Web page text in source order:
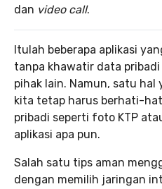
dan video call.
Itulah beberapa aplikasi
tanpa khawatir data
pihak lain. Namun, satu hal
kita tetap harus berhati-
pribadi seperti foto KTP
aplikasi apa pun.
Salah satu tips aman
dengan memilih jaringan